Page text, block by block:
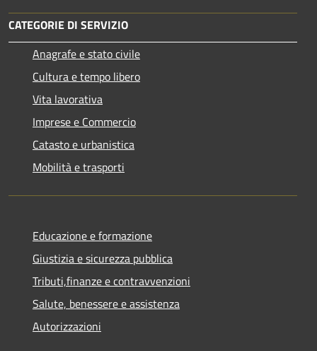
CATEGORIE DI SERVIZIO
Anagrafe e stato civile
Cultura e tempo libero
Vita lavorativa
Imprese e Commercio
Catasto e urbanistica
Mobilità e trasporti
Educazione e formazione
Giustizia e sicurezza pubblica
Tributi,finanze e contravvenzioni
Salute, benessere e assistenza
Autorizzazioni